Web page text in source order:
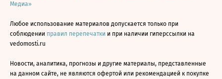
Медиа»
Любое использование материалов допускается только при
соблюдении правил перепечатки и при наличии гиперссылки на
vedomosti.ru
Новости, аналитика, прогнозы и другие материалы, представленные
на данном сайте, не являются офертой или рекомендацией к покупке